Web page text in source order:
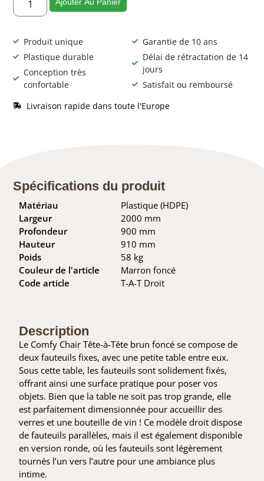
Produit unique
Plastique durable
Conception très
confortable
Garantie de 10 ans
Délai de rétractation de 14
jours
Satisfait ou remboursé
Livraison rapide dans toute l'Europe
Spécifications du produit
Matériau
Largeur
Profondeur
Hauteur
Poids
Couleur de l'article
Code article
Plastique (HDPE)
2000 mm
900 mm
910 mm
58 kg
Marron foncé
T-A-T Droit
Description
Le Comfy Chair Tête-à-Tête brun foncé se compose de
deux fauteuils fixes, avec une petite table entre eux.
Sous cette table, les fauteuils sont solidement fixés,
offrant ainsi une surface pratique pour poser vos
objets. Bien que la table ne soit pas trop grande, elle
est parfaitement dimensionnée pour accueillir des
verres et une bouteille de vin ! Ce modèle droit dispose
de fauteuils parallèles, mais il est également disponible
en version ronde, où les fauteuils sont légèrement
tournés l’un vers l’autre pour une ambiance plus
intime.